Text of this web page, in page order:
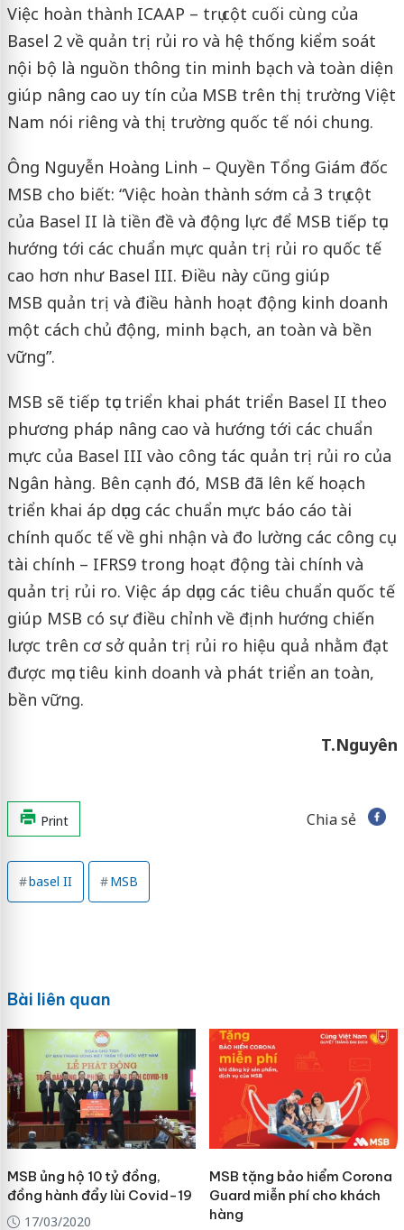
Việc hoàn thành ICAAP – trụ cột cuối cùng của
Basel 2 về quản trị rủi ro và hệ thống kiểm soát
nội bộ là nguồn thông tin minh bạch và toàn diện
giúp nâng cao uy tín của MSB trên thị trường Việt
Nam nói riêng và thị trường quốc tế nói chung.
Ông Nguyễn Hoàng Linh – Quyền Tổng Giám đốc
MSB cho biết: “Việc hoàn thành sớm cả 3 trụ cột
của Basel II là tiền đề và động lực để MSB tiếp tục
hướng tới các chuẩn mực quản trị rủi ro quốc tế
cao hơn như Basel III. Điều này cũng giúp
MSB quản trị và điều hành hoạt động kinh doanh
một cách chủ động, minh bạch, an toàn và bền
vững”.
MSB sẽ tiếp tục triển khai phát triển Basel II theo
phương pháp nâng cao và hướng tới các chuẩn
mực của Basel III vào công tác quản trị rủi ro của
Ngân hàng. Bên cạnh đó, MSB đã lên kế hoạch
triển khai áp dụng các chuẩn mực báo cáo tài
chính quốc tế về ghi nhận và đo lường các công cụ
tài chính – IFRS9 trong hoạt động tài chính và
quản trị rủi ro. Việc áp dụng các tiêu chuẩn quốc tế
giúp MSB có sự điều chỉnh về định hướng chiến
lược trên cơ sở quản trị rủi ro hiệu quả nhằm đạt
được mục tiêu kinh doanh và phát triển an toàn,
bền vững.
T.Nguyên
Print Chia sẻ
basel II MSB
Bài liên quan
MSB ủng hộ 10 tỷ đồng,
đồng hành đẩy lùi Covid-19
17/03/2020
MSB tặng bảo hiểm Corona
Guard miễn phí cho khách
hàng